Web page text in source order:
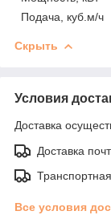
Подача, куб.м/ч
Скрыть
Условия
Доставка
Доставка
Все условия